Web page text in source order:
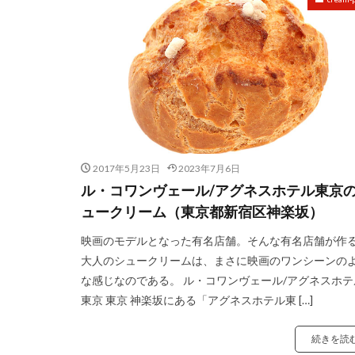
2017年5月23日 2023年7月6日
ル・コワンヴェール/アグネスホテル東京
ュークリーム（東京都新宿区神楽坂）
映画のモデルとなった有名店舗。そんな有名店舗が作る
大人のシュークリームは、まさに映画のワンシーンの
な感じなのである。 ル・コワンヴェール/アグネスホ
東京 東京 神楽坂にある「アグネスホテル東 […]
続きを読